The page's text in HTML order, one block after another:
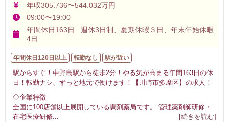
年収305.736〜544.032万円
09:00〜19:00
年間休日163日 週休3日制、夏期休暇３日、年末年始休暇
4日
年間休日120日以上 転勤なし 駅が近い
駅からすぐ！中野島駅から徒歩2分！やる気が高まる年間163日の休
日！転勤ナシ、ずっと地元で働けます！【川崎市多摩区】の求人！
◇企業特徴
全国に100店舗以上展開している調剤薬局です。 管理薬剤師研修・
在宅医療研修
[続きを読む]